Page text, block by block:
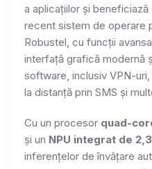
a aplicațiilor și beneficiază
recent sistem de operare
Robustel, cu funcții
interfață grafică modernă
software, inclusiv VPN-
la distanță prin SMS și
Cu un procesor quad-
și un NPU integrat de
inferențelor de învățare